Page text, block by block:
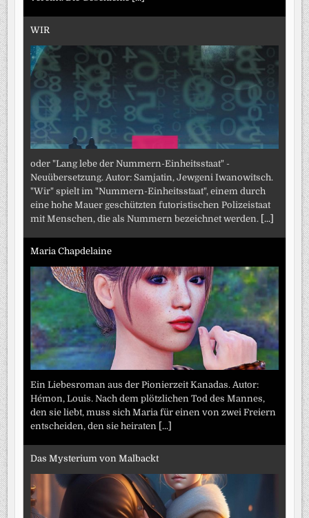
WIR
oder "Lang lebe der Nummern-Einheitsstaat" -
Neuübersetzung. Autor: Samjatin, Jewgeni Iwanowitsch.
"Wir" spielt im "Nummern-Einheitsstaat", einem durch
eine hohe Mauer geschützten futoristischen Polizeistaat
mit Menschen, die als Nummern bezeichnet werden. [...]
Maria Chapdelaine
Ein Liebesroman aus der Pionierzeit Kanadas. Autor:
Hémon, Louis. Nach dem plötzlichen Tod des Mannes,
den sie liebt, muss sich Maria für einen von zwei Freiern
entscheiden, den sie heiraten [...]
Das Mysterium von Malbackt